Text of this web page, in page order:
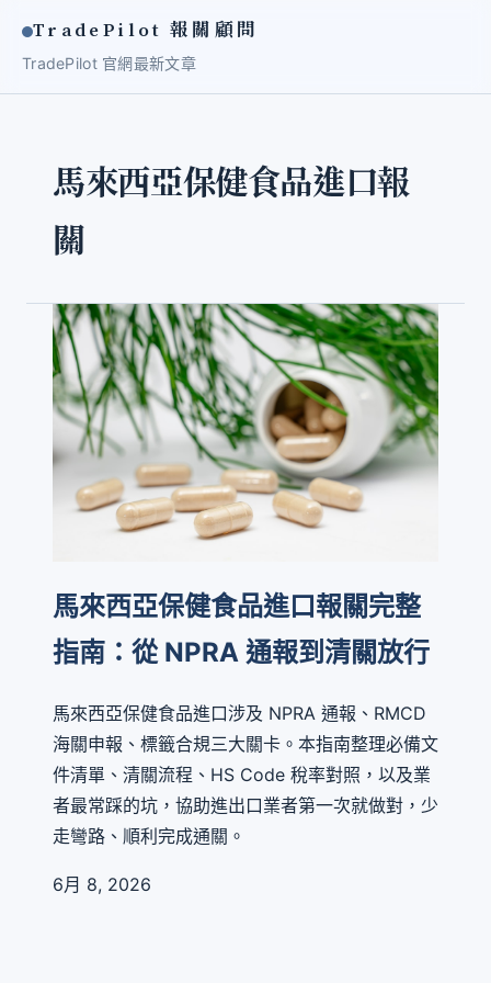
TradePilot 報關顧問
TradePilot 官網最新文章
馬來西亞保健食品進口報
關
馬來西亞保健食品進口報關完整
指南：從 NPRA 通報到清關放行
馬來西亞保健食品進口涉及 NPRA 通報、RMCD
海關申報、標籤合規三大關卡。本指南整理必備文
件清單、清關流程、HS Code 稅率對照，以及業
者最常踩的坑，協助進出口業者第一次就做對，少
走彎路、順利完成通關。
6月 8, 2026